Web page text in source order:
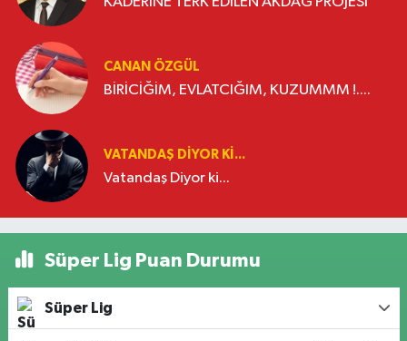
CANAN ÖZGÜL
BİRİCİĞİM, EVLATCIĞIM, KUZUMMM !....
VATANDAŞ DIYOR KI...
Vatandaş Diyor ki...
Süper Lig Puan Durumu
Süper Lig